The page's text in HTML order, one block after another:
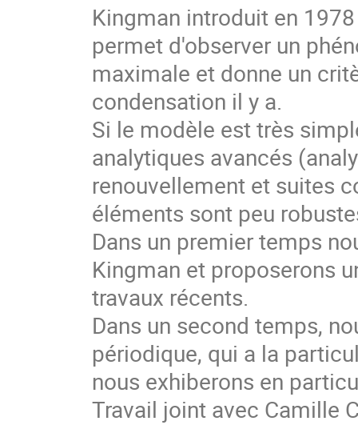
Kingman introduit en
permet d'observer un
maximale et donne un
condensation il y a.
Si le modèle est très
analytiques avancés
renouvellement et suites
éléments sont peu
Dans un premier temps
Kingman et proposerons
travaux récents.
Dans un second temps,
périodique, qui a la
nous exhiberons en
Travail joint avec Camille